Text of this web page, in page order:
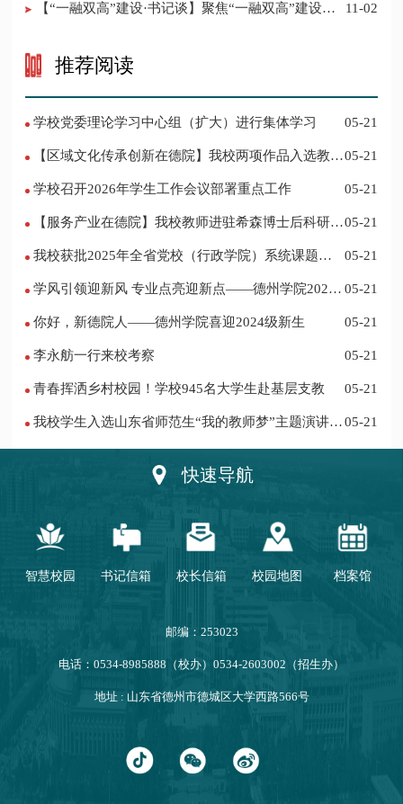
11-02
推荐阅读
学校党委理论学习中心组（扩大）进行集体学习 05-21
05-21
学校召开2026年学生工作会议部署重点工作 05-21
05-21
我校获批2025年全省党校（行政学院）系统课题立
05-21
学风引领迎新风 专业点亮迎新点——德州学院2024
05-21
你好，新德院人——德州学院喜迎2024级新生 05-21
李永舫一行来校考察 05-21
青春挥洒乡村校园！学校945名大学生赴基层支教 05-21
我校学生入选山东省师范生“我的教师梦”主题演讲活
05-21
快速导航
智慧校园 书记信箱 校长信箱 校园地图 档案馆
邮编：253023
电话：0534-8985888（校办）0534-2603002（招生办）
地址 : 山东省德州市德城区大学西路566号